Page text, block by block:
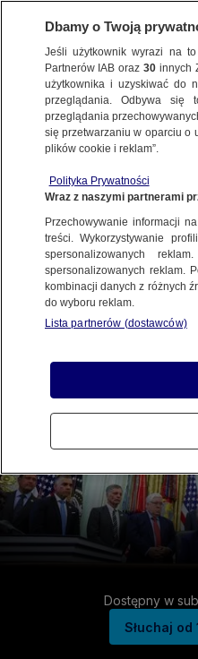
Dostępny w
Słuchaj od
Dbamy o Twoją
Jeśli użytkownik wyrazi na
Partnerów IAB oraz30 innych
użytkownika i uzyskiwać do
przeglądania. Odbywa się
przeglądania
się przetwarzaniu w oparciu o
plików cookie i reklam”.
Polityka Prywatności
Wraz z naszymi partnerami
Przechowywanie informacji
treści. Wykorzystywanie
spersonalizowanych
spersonalizowanych reklam.
kombinacji danych z różnych
do wyboru reklam.
Lista partnerów (dostawców)